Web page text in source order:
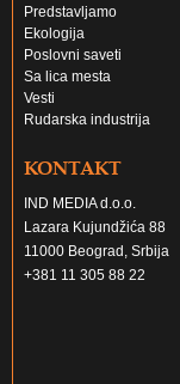
Predstavljamo
Ekologija
Poslovni saveti
Sa lica mesta
Vesti
Rudarska industrija
KONTAKT
IND MEDIA d.o.o.
Lazara Kujundžića 88
11000 Beograd, Srbija
+381 11 305 88 22